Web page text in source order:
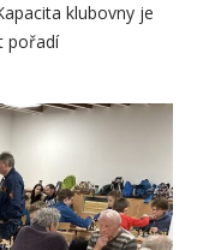
klubovny je
pořadí